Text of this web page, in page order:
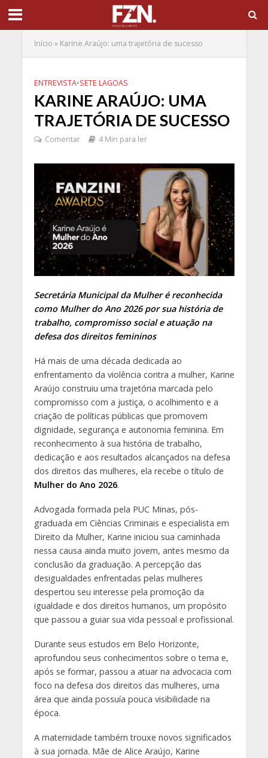
Início » Karine Araújo: uma trajetória de sucesso
ENTREVISTA•SETE LAGOAS
KARINE ARAÚJO: UMA
TRAJETÓRIA DE SUCESSO
Comentar 4 Min para ler
Secretária Municipal da Mulher é reconhecida
como Mulher do Ano 2026 por sua história de
trabalho, compromisso social e atuação na
defesa dos direitos femininos
Há mais de uma década dedicada ao
enfrentamento da violência contra a mulher, Karine
Araújo construiu uma trajetória marcada pelo
compromisso com a justiça, o acolhimento e a
criação de políticas públicas que promovem
dignidade, segurança e autonomia feminina. Em
reconhecimento à sua história de trabalho,
dedicação e aos resultados alcançados na defesa
dos direitos das mulheres, ela recebe o título de
Mulher do Ano 2026.
Advogada formada pela PUC Minas, pós-
graduada em Ciências Criminais e especialista em
Direito da Mulher, Karine iniciou sua caminhada
nessa causa ainda muito jovem, antes mesmo da
conclusão da graduação. A percepção das
desigualdades enfrentadas pelas mulheres
despertou seu interesse pela promoção da
igualdade e dos direitos humanos, um propósito
que passou a guiar sua vida pessoal e profissional.
Durante seus estudos em Belo Horizonte,
aprofundou seus conhecimentos sobre o tema e,
após se formar, passou a atuar na advocacia com
foco na defesa dos direitos das mulheres, uma
área que ainda possuía pouca visibilidade na
época.
A maternidade também trouxe novos significados
à sua jornada. Mãe de Alice Araújo, Karine